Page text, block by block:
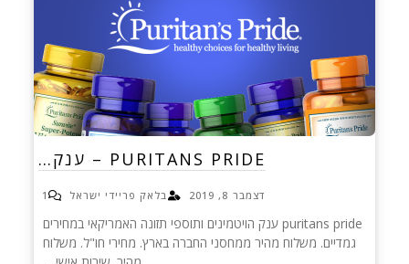
PURITANS PRIDE – ענק…
דצמבר 8, 2019 בלאק פריידי ישראל 1
puritans pride ענק הויטמינים ותוספי תזונה האמריקאי במחירים
גמדיים. משלוח מהיר ממחסני החברה בארץ. מחירי חו"ל. משלוח